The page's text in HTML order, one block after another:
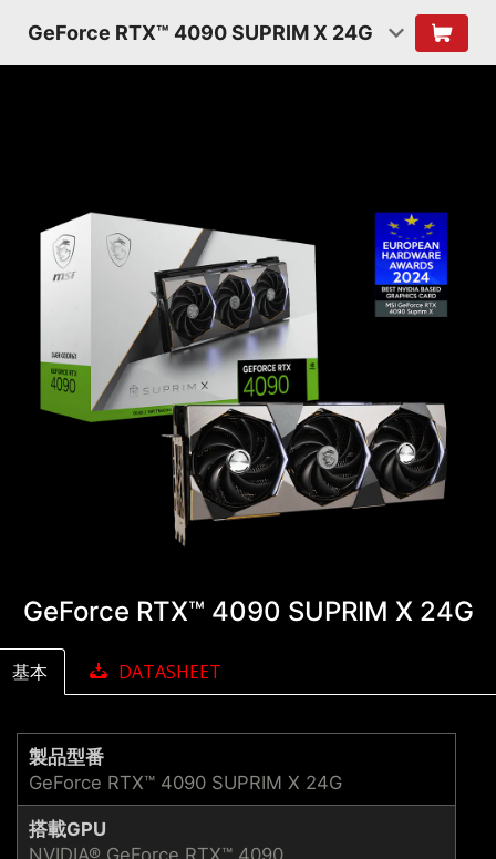
GeForce RTX™ 4090 SUPRIM X 24G
GeForce RTX™ 4090 SUPRIM X 24G
基本 DATASHEET
製品型番
GeForce RTX™ 4090 SUPRIM X 24G
搭載GPU
NVIDIA® GeForce RTX™ 4090